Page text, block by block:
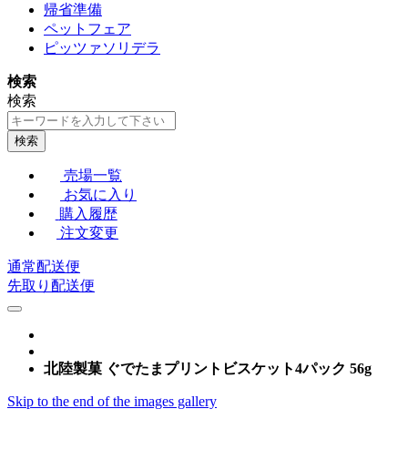
帰省準備
ペットフェア
ピッツァソリデラ
検索
検索
検索
売場一覧
お気に入り
購入履歴
注文変更
通常配送便
先取り配送便
北陸製菓 ぐでたまプリントビスケット4パック 56g
Skip to the end of the images gallery